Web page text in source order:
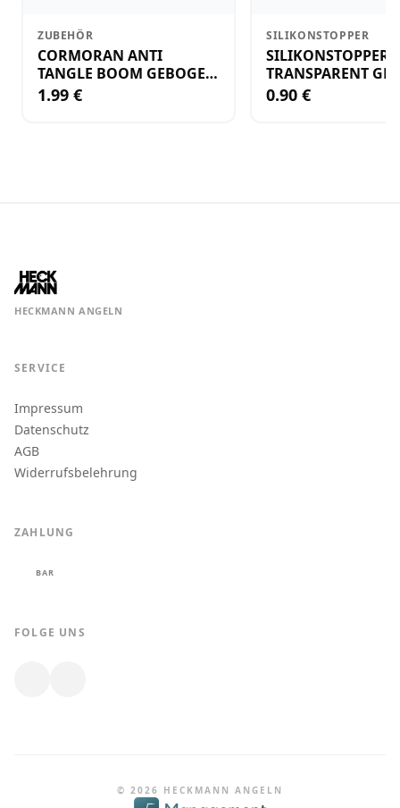
ZUBEHÖR
CORMORAN ANTI
TANGLE BOOM GEBOGEN
12CM M.WIRBEL(PLASTIK)
1.99 €
SILIKONSTOPPER
SILIKONSTOPPER
TRANSPARENT
KLEIN
0.90 €
HECKMANN ANGELN
SERVICE
Impressum
Datenschutz
AGB
Widerrufsbelehrung
ZAHLUNG
BAR
FOLGE UNS
© 2026 HECKMANN ANGELN